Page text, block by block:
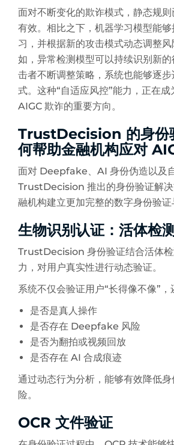
面对不断变化的欺诈模式，静态规
有效。相比之下，机器学习模型能
习，并根据新的攻击模式动态调整风
如，异常检测模型可以持续识别新
击者不断调整策略，系统也能够逐
式。这种“自适应风控”能力，正在
AIGC 欺诈的重要方向。
TrustDecision 的身份
何帮助金融机构应对
面对 Deepfake、AI 身份伪造以及
TrustDecision 推出的身份验证解
融机构建立更加完整的数字身份验证
生物识别认证：活体检
TrustDecision 身份验证结合活体
力，对用户真实性进行动态验证。
系统不仅会验证用户“长得像不像”，
是否是真人操作
是否存在 Deepfake 风险
是否为翻拍或视频回放
是否存在 AI 合成痕迹
通过动态行为分析，能够有效降低
险。
OCR 文件验证